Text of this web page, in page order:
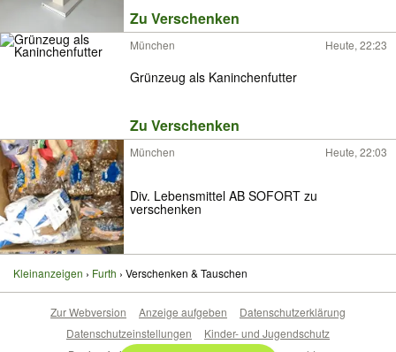
Zu Verschenken
München Heute, 22:23
Grünzeug als Kaninchenfutter
Zu Verschenken
München Heute, 22:03
Div. Lebensmittel AB SOFORT zu
verschenken
Kleinanzeigen Furth Verschenken & Tauschen
Zur Webversion Anzeige aufgeben
Datenschutzerklärung
Datenschutzeinstellungen
Kinder- und Jugendschutz